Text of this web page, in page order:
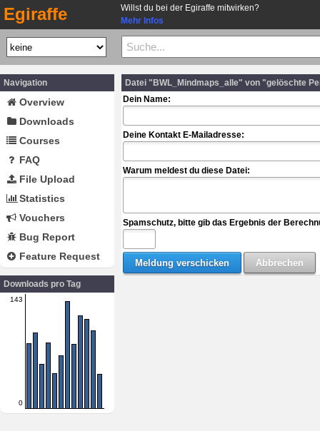
Egiraffe
Willst du bei der Egiraffe mitwirken?
Mehr Infos
Navigation
Overview
Downloads
Courses
FAQ
File Upload
Statistics
Vouchers
Bug Report
Feature Request
Downloads pro Tag
143
0
Datei "BWL_Mindmaps_alle" von "gelöschte
Dein Name:
Deine Kontakt E-Mailadresse:
Warum meldest du diese Datei:
Spamschutz, bitte gib das Ergebnis der